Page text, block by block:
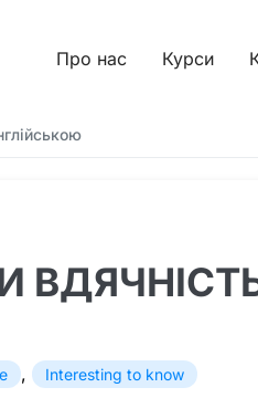
Про нас Курси
, Interesting to know